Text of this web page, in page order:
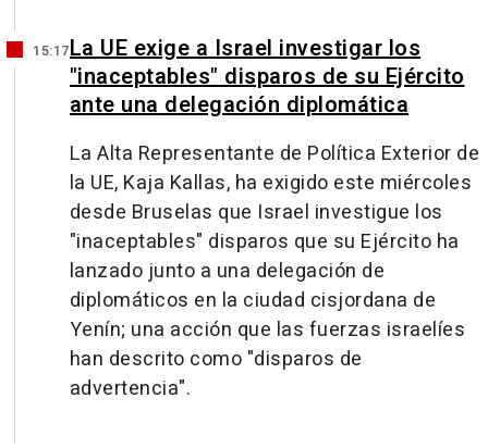
15:17La UE exige a Israel investigar los
"inaceptables" disparos de su Ejército
ante una delegación diplomática
La Alta Representante de Política Exterior de
la UE, Kaja Kallas, ha exigido este miércoles
desde Bruselas que Israel investigue los
"inaceptables" disparos que su Ejército ha
lanzado junto a una delegación de
diplomáticos en la ciudad cisjordana de
Yenín; una acción que las fuerzas israelíes
han descrito como "disparos de
advertencia".